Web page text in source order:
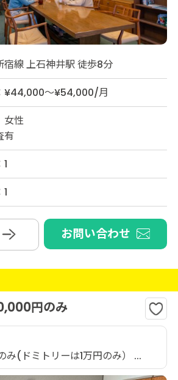
宿線 上石神井駅 徒歩8分
¥44,000～¥54,000/月
性
有
お問い合わせ
円のみ
み(ドミトリーは1万円のみ） ...